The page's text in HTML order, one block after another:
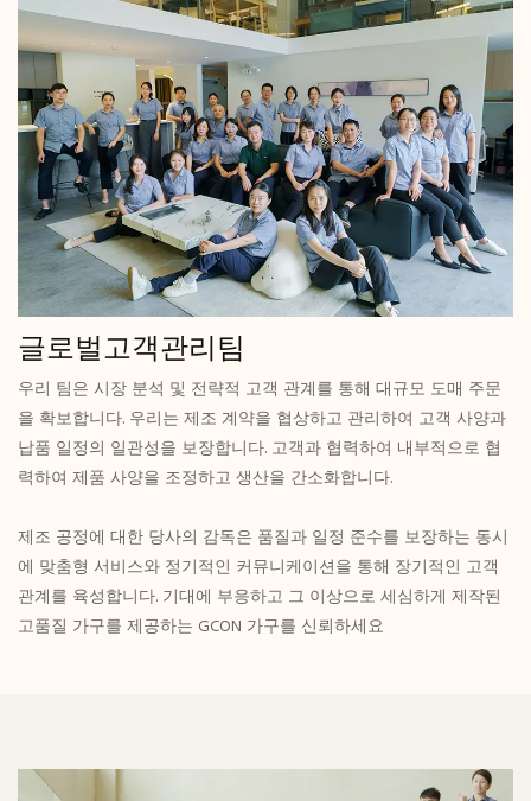
글로벌고객관리팀
우리 팀은 시장 분석 및 전략적 고객 관계를 통해 대규모 도매 주문
을 확보합니다. 우리는 제조 계약을 협상하고 관리하여 고객 사양과
납품 일정의 일관성을 보장합니다. 고객과 협력하여 내부적으로 협
력하여 제품 사양을 조정하고 생산을 간소화합니다.
제조 공정에 대한 당사의 감독은 품질과 일정 준수를 보장하는 동시
에 맞춤형 서비스와 정기적인 커뮤니케이션을 통해 장기적인 고객
관계를 육성합니다. 기대에 부응하고 그 이상으로 세심하게 제작된
고품질 가구를 제공하는 GCON 가구를 신뢰하세요